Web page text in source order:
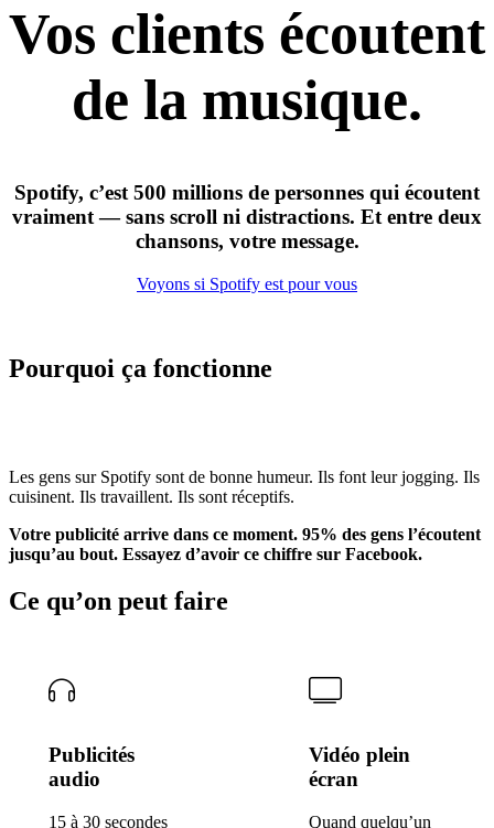
Vos clients écoutent
de la musique.
Spotify, c’est 500 millions de personnes qui écoutent
vraiment — sans scroll ni distractions. Et entre deux
chansons, votre message.
Voyons si Spotify est pour vous
Pourquoi ça fonctionne
Les gens sur Spotify sont de bonne humeur. Ils font leur jogging. Ils
cuisinent. Ils travaillent. Ils sont réceptifs.
Votre publicité arrive dans ce moment. 95% des gens l’écoutent
jusqu’au bout. Essayez d’avoir ce chiffre sur Facebook.
Ce qu’on peut faire
Publicités
audio
15 à 30 secondes
Vidéo plein
écran
Quand quelqu’un